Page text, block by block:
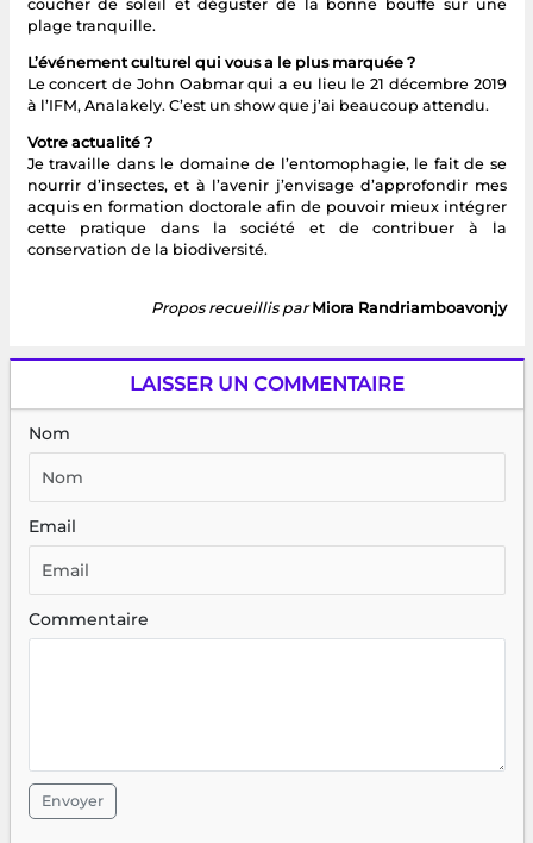
coucher de soleil et déguster de la bonne bouffe sur une
plage tranquille.
L’événement culturel qui vous a le plus marquée ?
Le concert de John Oabmar qui a eu lieu le 21 décembre 2019
à l’IFM, Analakely. C’est un show que j’ai beaucoup attendu.
Votre actualité ?
Je travaille dans le domaine de l’entomophagie, le fait de se
nourrir d’insectes, et à l’avenir j’envisage d’approfondir mes
acquis en formation doctorale afin de pouvoir mieux intégrer
cette pratique dans la société et de contribuer à la
conservation de la biodiversité.
Propos recueillis parMiora Randriamboavonjy
LAISSER UN COMMENTAIRE
Nom
Email
Commentaire
Envoyer